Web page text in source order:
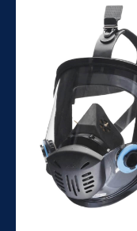
Контакты
поддержки
Статьи